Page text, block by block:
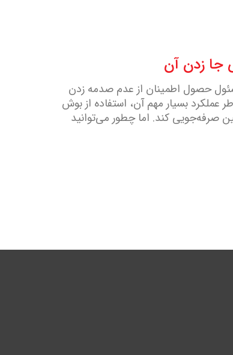
زدن آن
حصول اطمینان از عدم صدمه زدن
بسیار مهم آن، استفاده از بوش
صرفه‌جویی کند. اما چطور می‌توانید